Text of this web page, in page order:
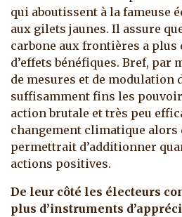
qui aboutissent à la fameuse
aux gilets jaunes. Il assure
carbone aux frontières a plus
d’effets bénéfiques. Bref, par
de mesures et de modulation
suffisamment fins les
action brutale et très peu
changement climatique alors
permettrait d’additionner
actions positives.
De leur côté les électeurs
plus d’instruments